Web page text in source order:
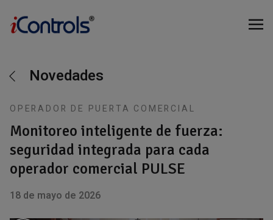
Novedades
OPERADOR DE PUERTA COMERCIAL
Monitoreo inteligente de fuerza:
seguridad integrada para cada
operador comercial PULSE
18 de mayo de 2026